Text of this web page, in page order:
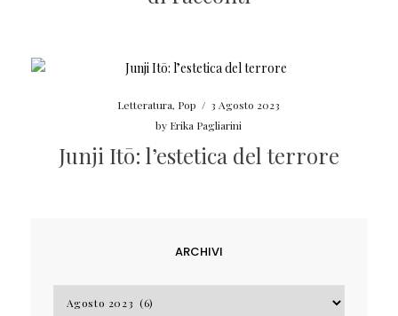
Letteratura, Pop / 3 Agosto 2023
by Erika Pagliarini
Junji Itō: l’estetica del terrore
ARCHIVI